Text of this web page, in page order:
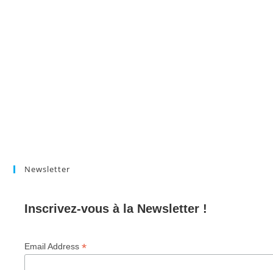
Newsletter
Inscrivez-vous à la Newsletter !
Email Address*